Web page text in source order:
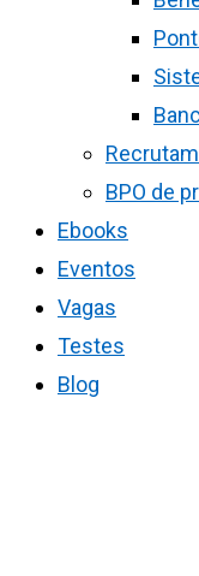
BPO de
Ebooks
Eventos
Vagas
Testes
Blog